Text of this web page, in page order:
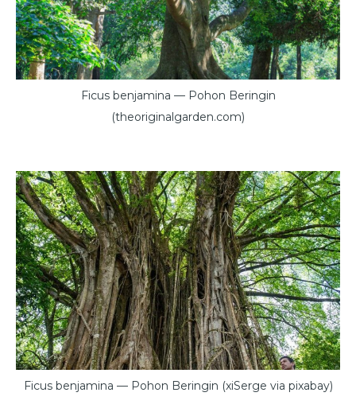
Ficus benjamina — Pohon Beringin
(theoriginalgarden.com)
Ficus benjamina — Pohon Beringin (xiSerge via pixabay)